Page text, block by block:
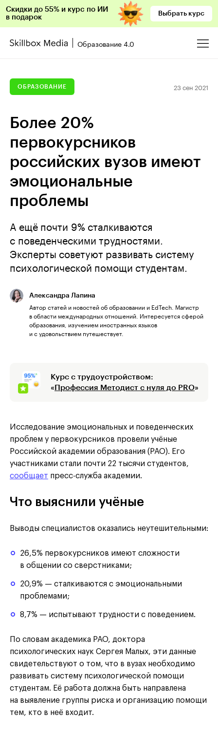
Скидки до 55% и курс по ИИ
в подарок
Выбрать курс
Образование 4.0
ОБРАЗОВАНИЕ 23 сен 2021
Более 20%
первокурсников
российских вузов имеют
эмоциональные
проблемы
А ещё почти 9% сталкиваются
с поведенческими трудностями.
Эксперты советуют развивать систему
психологической помощи студентам.
Александра Лапина
Автор статей и новостей об образовании и EdTech. Магистр
в области международных отношений. Интересуется сферой
образования, изучением иностранных языков
и с удовольствием путешествует.
Курс с трудоустройством:
« Профессия Методист с нуля до PRO»
Исследование эмоциональных и поведенческих
проблем у первокурсников провели учёные
Российской академии образования (РАО). Его
участниками стали почти 22 тысячи студентов,
сообщает пресс-служба академии.
Что выяснили учёные
Выводы специалистов оказались неутешительными:
26,5% первокурсников имеют сложности
в общении со сверстниками;
20,9% — сталкиваются с эмоциональными
проблемами;
8,7% — испытывают трудности с поведением.
По словам академика РАО, доктора
психологических наук Сергея Малых, эти данные
свидетельствуют о том, что в вузах необходимо
развивать систему психологической помощи
студентам. Её работа должна быть направлена
на выявление группы риска и организацию помощи
тем, кто в неё входит.